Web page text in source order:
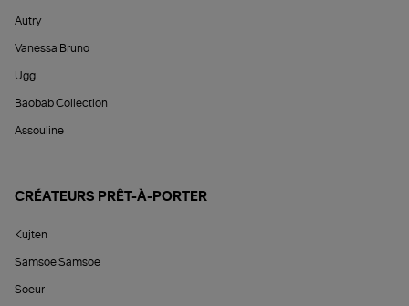
Autry
Vanessa Bruno
Ugg
Baobab Collection
Assouline
CRÉATEURS PRÊT-À-PORTER
Kujten
Samsoe Samsoe
Soeur